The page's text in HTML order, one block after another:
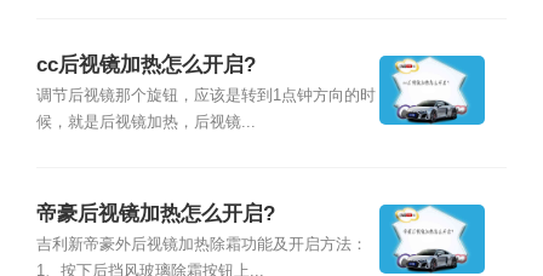
cc后视镜加热怎么开启?
调节后视镜那个旋钮，应该是转到1点钟方向的时
候，就是后视镜加热，后视镜...
帝豪后视镜加热怎么开启?
吉利新帝豪外后视镜加热除霜功能及开启方法：
1、按下后挡风玻璃除霜按钮上...